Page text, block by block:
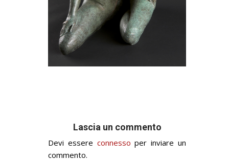
Lascia un commento
Devi essere connesso per inviare un
commento.